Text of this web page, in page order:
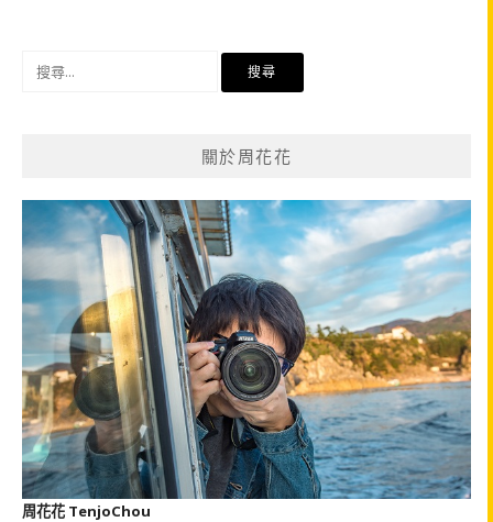
關於周花花
周花花 TenjoChou